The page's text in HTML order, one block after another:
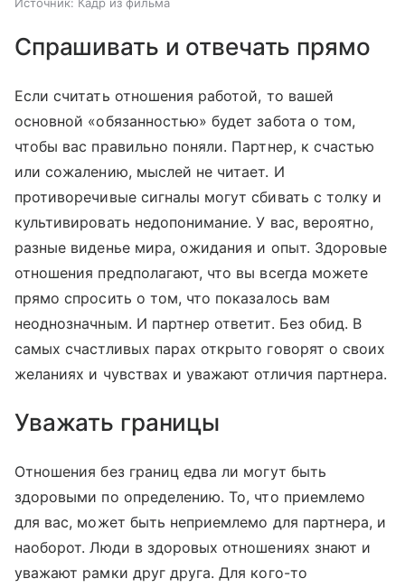
Источник: Кадр из фильма
Спрашивать и отвечать прямо
Если считать отношения работой, то вашей
основной «обязанностью» будет забота о том,
чтобы вас правильно поняли. Партнер, к счастью
или сожалению, мыслей не читает. И
противоречивые сигналы могут сбивать с толку и
культивировать недопонимание. У вас, вероятно,
разные виденье мира, ожидания и опыт. Здоровые
отношения предполагают, что вы всегда можете
прямо спросить о том, что показалось вам
неоднозначным. И партнер ответит. Без обид. В
самых счастливых парах открыто говорят о своих
желаниях и чувствах и уважают отличия партнера.
Уважать границы
Отношения без границ едва ли могут быть
здоровыми по определению. То, что приемлемо
для вас, может быть неприемлемо для партнера, и
наоборот. Люди в здоровых отношениях знают и
уважают рамки друг друга. Для кого-то